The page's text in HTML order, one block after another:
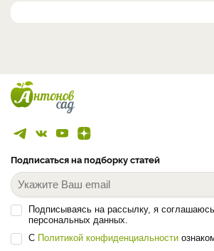
Подписаться на подборку статей
Подписываясь на рассылку, я
персональных данных.
С Политикой конфиденциальности